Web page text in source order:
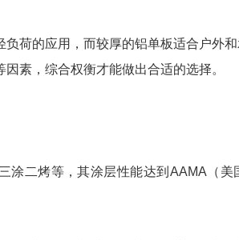
负荷的应用，而较厚的铝单板适合户外
素，综合权衡才能做出合适的选择。
涂二烤等，其涂层性能达到AAMA（